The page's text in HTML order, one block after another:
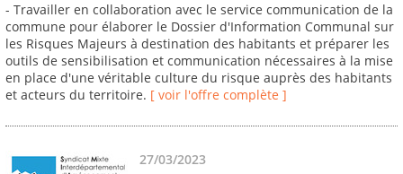
- Travailler en collaboration avec le service communication de la
commune pour élaborer le Dossier d'Information Communal sur
les Risques Majeurs à destination des habitants et préparer les
outils de sensibilisation et communication nécessaires à la mise
en place d'une véritable culture du risque auprès des habitants
et acteurs du territoire. [ voir l'offre complète ]
27/03/2023